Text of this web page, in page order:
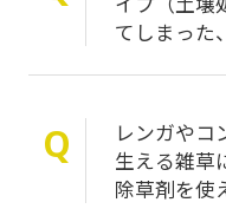
てしまった
Q
レンガやコ
生える雑草
除草剤を使